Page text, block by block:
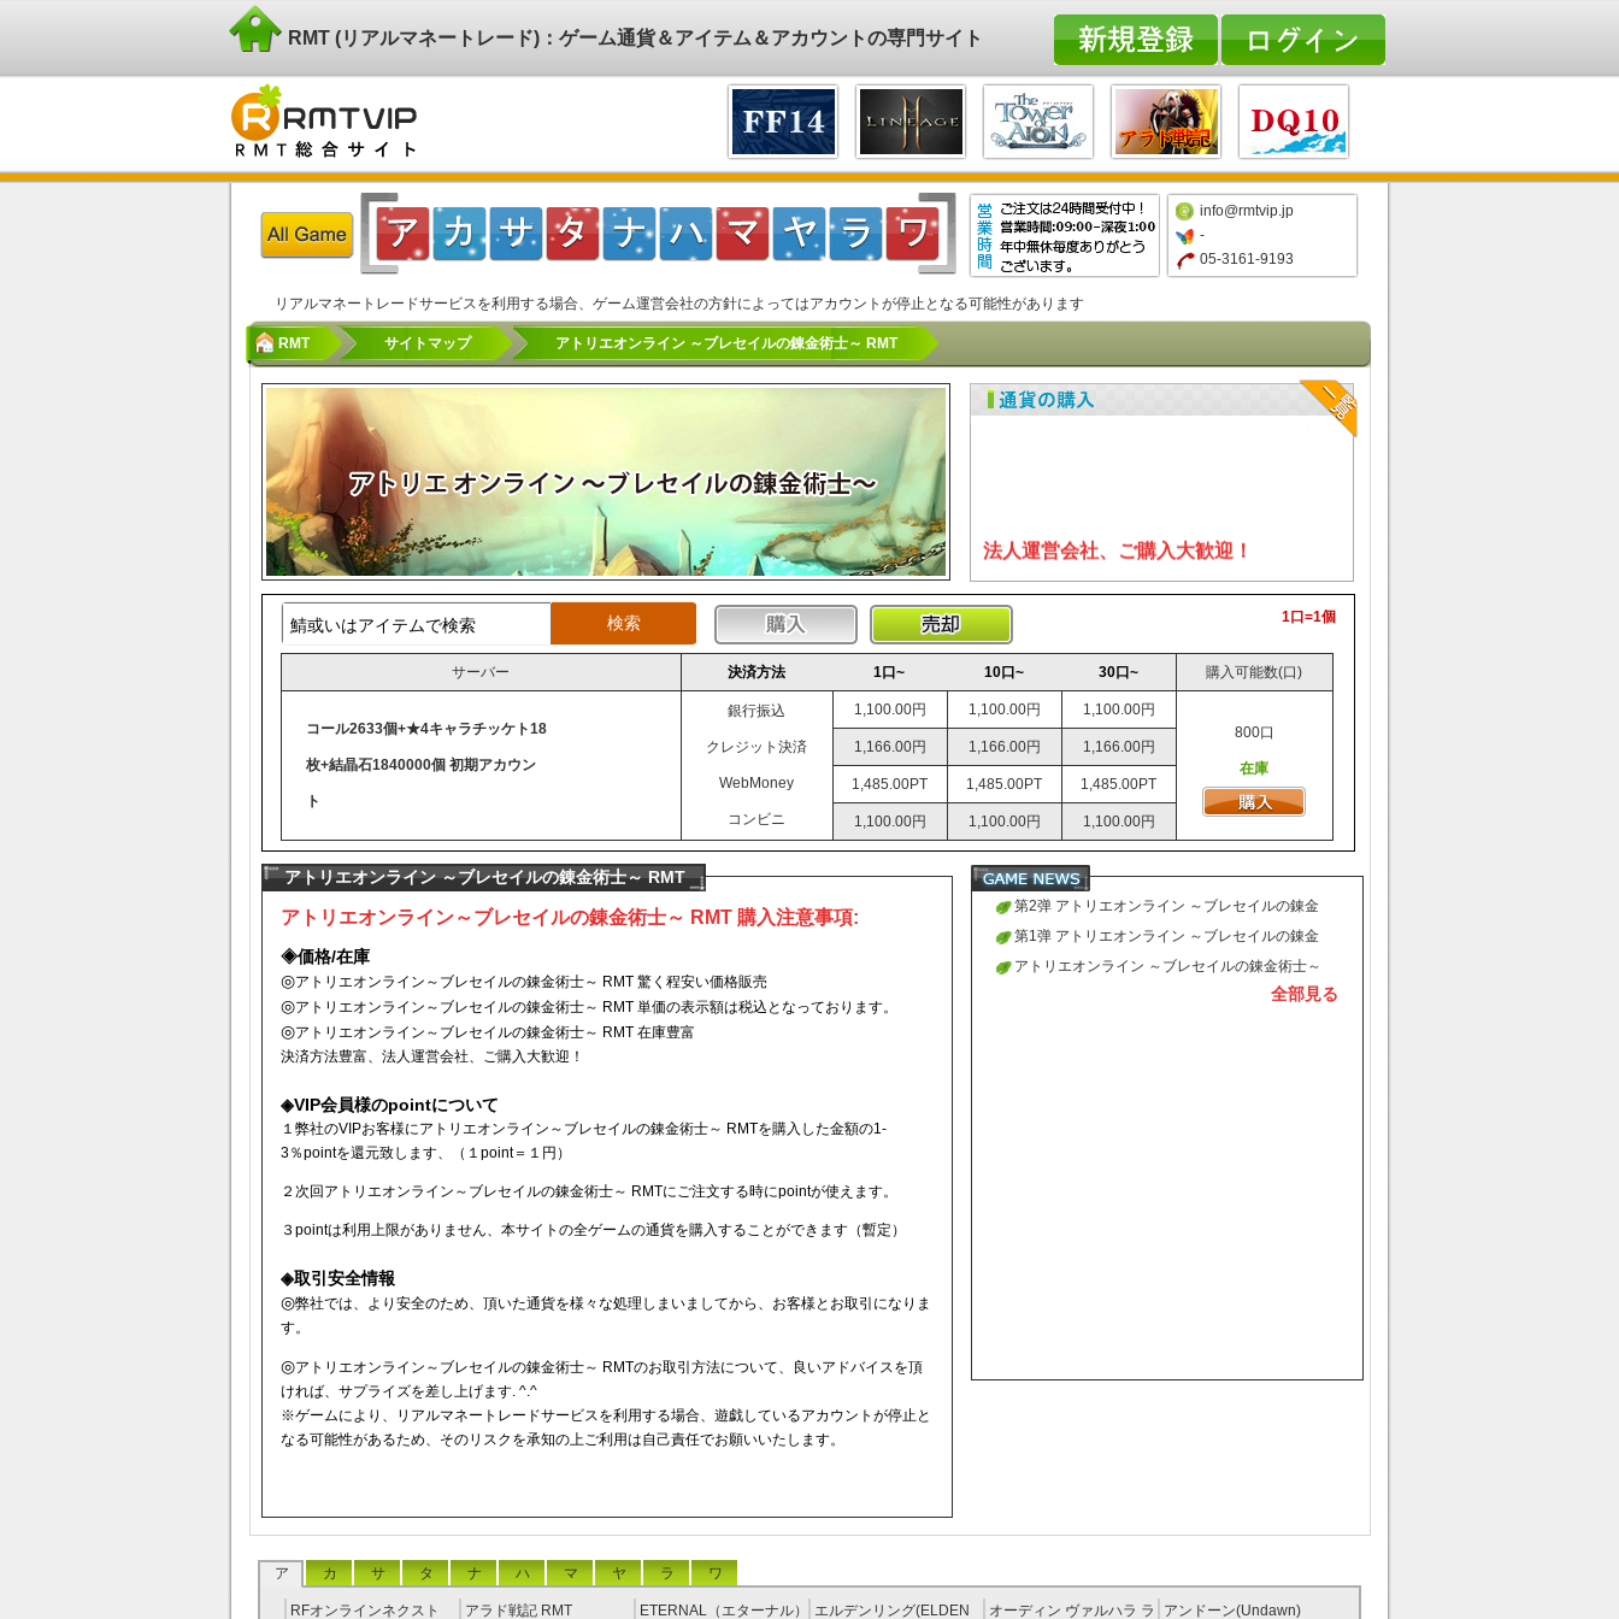
RMT (リアルマネートレード)：ゲーム通貨＆アイテム＆アカウントの専門サイト
info@rmtvip.jp
-
05-3161-9193
リアルマネートレードサービスを利用する場合、ゲーム運営会社の方針によってはアカウントが停止となる可能性があります
RMT サイトマップ アトリエオンライン ～ブレセイルの錬金術士～ RMT
法人運営会社、ご購入大歓迎！
1口=1個
サーバー 決済方法 1口~ 10口~ 30口~ 購入可能数(口)
コール2633個+★4キャラチッケト18
枚+結晶石1840000個 初期アカウン
ト
銀行振込
クレジット決済
WebMoney
コンビニ
1,100.00円 1,100.00円
1,100.00円
800口
在庫
1,166.00円 1,166.00円 1,166.00円
1,485.00PT 1,485.00PT 1,485.00PT
1,100.00円 1,100.00円 1,100.00円
アトリエオンライン ～ブレセイルの錬金術士～ RMT
アトリエオンライン～ブレセイルの錬金術士～ RMT 購入注意事項:
◈価格/在庫
◎アトリエオンライン～ブレセイルの錬金術士～ RMT 驚く程安い価格販売
◎アトリエオンライン～ブレセイルの錬金術士～ RMT 単価の表示額は税込となっております。
◎アトリエオンライン～ブレセイルの錬金術士～ RMT 在庫豊富
決済方法豊富、法人運営会社、ご購入大歓迎！
◈VIP会員様のpointについて
１弊社のVIPお客様にアトリエオンライン～ブレセイルの錬金術士～ RMTを購入した金額の1-
3％pointを還元致します、（１point＝１円）
２次回アトリエオンライン～ブレセイルの錬金術士～ RMTにご注文する時にpointが使えます。
３pointは利用上限がありません、本サイトの全ゲームの通貨を購入することができます（暫定）
◈取引安全情報
◎弊社では、より安全のため、頂いた通貨を様々な処理しまいましてから、お客様とお取引になりま
す。
◎アトリエオンライン～ブレセイルの錬金術士～ RMTのお取引方法について、良いアドバイスを頂
ければ、サプライズを差し上げます. ^.^
※ゲームにより、リアルマネートレードサービスを利用する場合、遊戯しているアカウントが停止と
なる可能性があるため、そのリスクを承知の上ご利用は自己責任でお願いいたします。
第2弹 アトリエオンライン ～ブレセイルの錬金
術士～の新しく初期アカウント入荷が入り、販
売始まりました。
第1弹 アトリエオンライン ～ブレセイルの錬金
術士～の新しく初期アカウント入荷が入り、販
アトリエオンライン ～ブレセイルの錬金術士～
全部見る
ア カ サ タ ナ ハ マ ヤ ラ ワ
RFオンラインネクスト アラド戦記 RMT ETERNAL（エターナル） エルデンリング(ELDEN オーディン ヴァルハラ ラ アンドーン(Undawn)